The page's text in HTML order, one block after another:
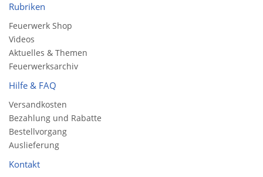
Rubriken
Feuerwerk Shop
Videos
Aktuelles & Themen
Feuerwerksarchiv
Hilfe & FAQ
Versandkosten
Bezahlung und Rabatte
Bestellvorgang
Auslieferung
Kontakt